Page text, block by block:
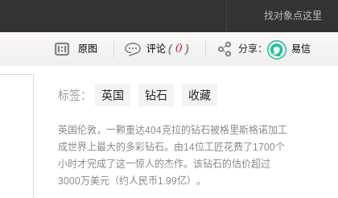
找对象点这里
原图 评论 (0 ) 分享： 易信
标签： 英国 钻石 收藏
英国伦敦，一颗重达404克拉的钻石被格里斯格诺加工
成世界上最大的多彩钻石。由14位工匠花费了1700个
小时才完成了这一惊人的杰作。该钻石的估价超过
3000万美元（约人民币1.99亿）。